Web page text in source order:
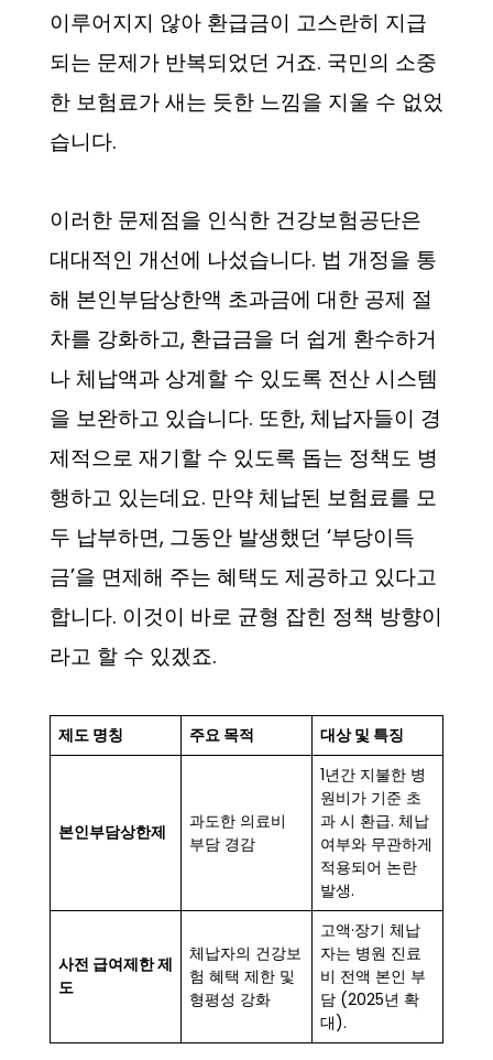
이루어지지 않아 환급금이 고스란히 지급
되는 문제가 반복되었던 거죠. 국민의 소중
한 보험료가 새는 듯한 느낌을 지울 수 없었
습니다.
이러한 문제점을 인식한 건강보험공단은
대대적인 개선에 나섰습니다. 법 개정을 통
해 본인부담상한액 초과금에 대한 공제 절
차를 강화하고, 환급금을 더 쉽게 환수하거
나 체납액과 상계할 수 있도록 전산 시스템
을 보완하고 있습니다. 또한, 체납자들이 경
제적으로 재기할 수 있도록 돕는 정책도 병
행하고 있는데요. 만약 체납된 보험료를 모
두 납부하면, 그동안 발생했던 ‘부당이득
금’을 면제해 주는 혜택도 제공하고 있다고
합니다. 이것이 바로 균형 잡힌 정책 방향이
라고 할 수 있겠죠.
제도 명칭 주요 목적 대상 및 특징
본인부담상한제
과도한 의료비
부담 경감
1년간 지불한 병
원비가 기준 초
과 시 환급. 체납
여부와 무관하게
적용되어 논란
발생.
사전 급여제한 제
도
체납자의 건강보
험 혜택 제한 및
형평성 강화
고액·장기 체납
자는 병원 진료
비 전액 본인 부
담 (2025년 확
대).